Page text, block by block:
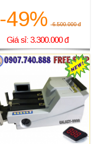
-49% 6.500.000 đ
Giá sỉ: 3.300.000 đ